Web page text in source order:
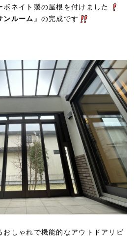
ボネイト製の屋根を付けました
ンルーム 』の完成です
おしゃれで機能的なアウトドアリビ